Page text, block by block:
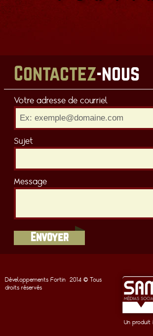
Contactez-nous
Votre adresse de courriel
Sujet
Message
Envoyer
Développements Fortin 2014 © Tous
droits réservés
Un produit